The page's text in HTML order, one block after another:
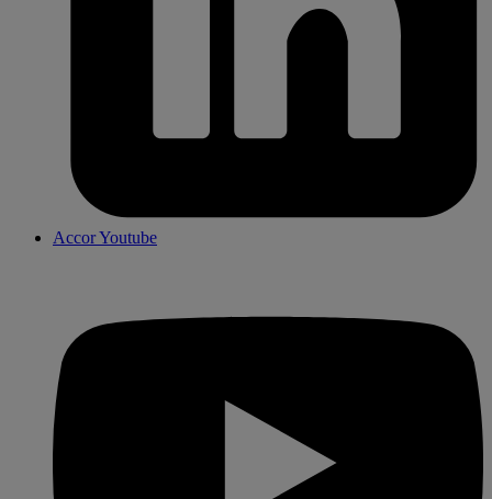
Accor Youtube